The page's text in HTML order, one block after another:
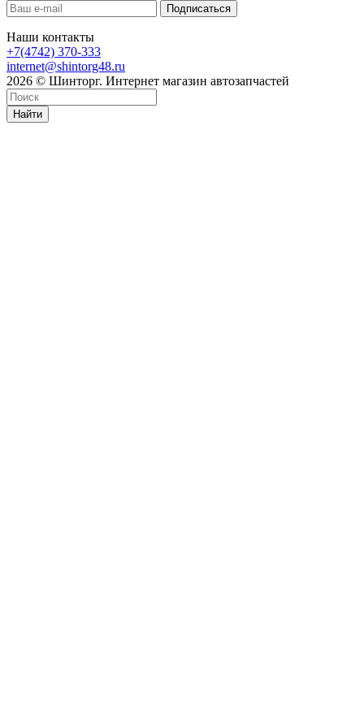
Наши контакты
+7(4742) 370-333
internet@shintorg48.ru
2026 © Шинторг. Интернет магазин автозапчастей
Найти